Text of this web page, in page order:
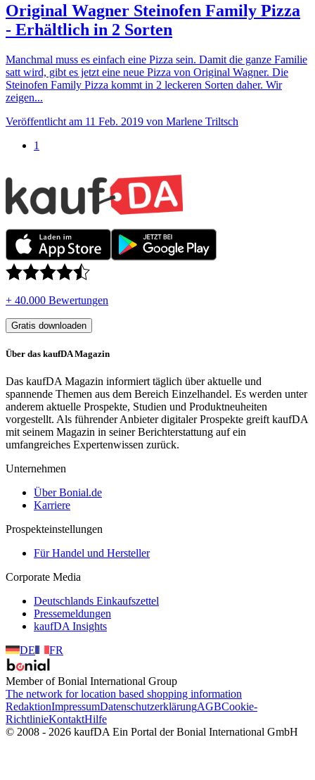
Original Wagner Steinofen Family Pizza
- Erhältlich in 2 Sorten
Manchmal muss es einfach eine Pizza sein. Damit die ganze Familie
satt wird, gibt es jetzt eine neue Pizza von Original Wagner. Die
Steinofen Family Pizza kommt in 2 leckeren Sorten daher. Wir
zeigen...
Veröffentlicht am 11 Feb. 2019 von Marlene Triltsch
1
+ 40.000 Bewertungen
Gratis downloaden
Über das kaufDA Magazin
Das kaufDA Magazin informiert täglich über aktuelle und
spannende Themen aus dem Bereich Einzelhandel. Es werden unter
anderem aktuelle Prospekte, Studien und Produktneuheiten
vorgestellt. Als führender Anbieter digitaler Prospekte greift kaufDA
mit seinem Magazin in seiner Berichterstattung auf ein
umfangreiches Expertenwissen zurück.
Unternehmen
Über Bonial.de
Karriere
Prospekteinstellungen
Für Handel und Hersteller
Corporate Media
Deutschlands Einkaufszettel
Pressemeldungen
kaufDA Insights
DE
FR
Member of Bonial International Group
The network for location based shopping information
RedaktionImpressumDatenschutzerklärungAGBCookie-
RichtlinieKontaktHilfe
© 2008 - 2026 kaufDA Ein Portal der Bonial International GmbH